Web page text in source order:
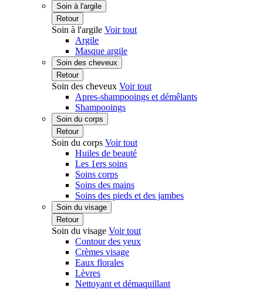
Soin à l'argile
Retour
Soin à l'argile Voir tout
Argile
Masque argile
Soin des cheveux
Retour
Soin des cheveux Voir tout
Apres-shampooings et démêlants
Shampooings
Soin du corps
Retour
Soin du corps Voir tout
Huiles de beauté
Les 1ers soins
Soins corps
Soins des mains
Soins des pieds et des jambes
Soin du visage
Retour
Soin du visage Voir tout
Contour des yeux
Crèmes visage
Eaux florales
Lèvres
Nettoyant et démaquillant